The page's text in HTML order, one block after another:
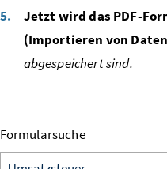
Jetzt wird das PDF-
(Importieren von
abgespeichert sind.
Formularsuche